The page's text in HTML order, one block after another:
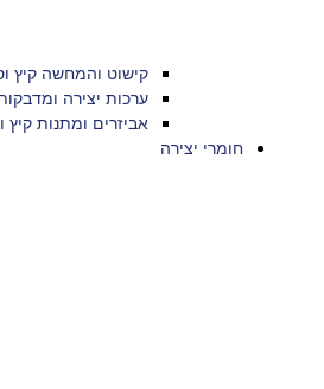
קישוט והמחשה קיץ
ערכות יצירה
אביזרים ומתנות קיץ
חומרי יצירה